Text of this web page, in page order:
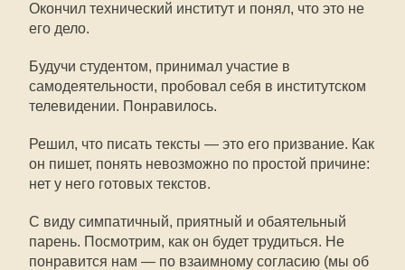
Окончил технический институт и понял, что это не
его дело.
Будучи студентом, принимал участие в
самодеятельности, пробовал себя в институтском
телевидении. Понравилось.
Решил, что писать тексты — это его призвание. Как
он пишет, понять невозможно по простой причине:
нет у него готовых текстов.
С виду симпатичный, приятный и обаятельный
парень. Посмотрим, как он будет трудиться. Не
понравится нам — по взаимному согласию (мы об